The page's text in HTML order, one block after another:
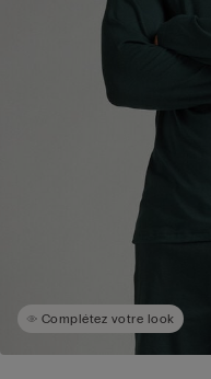
Complétez votre look